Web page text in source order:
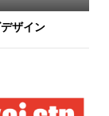
ザイン